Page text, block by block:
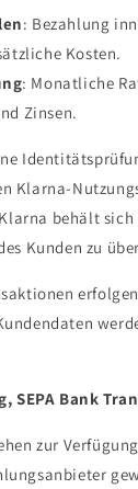
: Bezahlung
Kosten.
: Monatliche
Zinsen.
Klarna-
behält sich
Kunden zu
SEPA Bank
zur